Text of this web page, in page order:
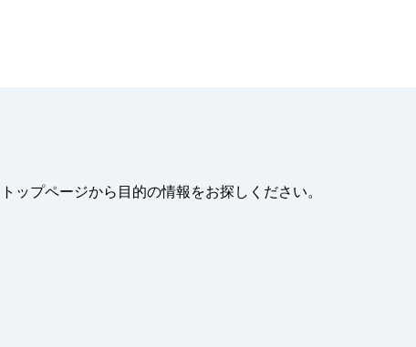
ップページから目的の情報をお探しください。